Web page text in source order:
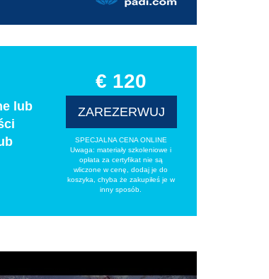
lub
€ 120
ZAREZERWUJ
SPECJALNA CENA ONLINE
Uwaga: materiały szkoleniowe i
opłata za certyfikat nie są
wliczone w cenę, dodaj je do
koszyka, chyba że zakupiłeś je w
inny sposób.